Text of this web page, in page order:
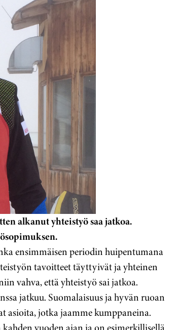
alkanut yhteistyö saa jatkoa.
ensimmäisen periodin huipentumana
tavoitteet täyttyivät ja yhteinen
vahva, että yhteistyö sai jatkoa.
jatkuu. Suomalaisuus ja hyvän ruoan
asioita, jotka jaamme kumppaneina.